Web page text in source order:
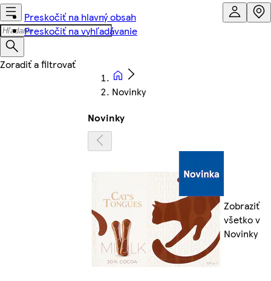
Preskočiť na hlavný obsah
Preskočiť na vyhľadávanie
Novinky
Novinky
Zobraziť
všetko v
Novinky